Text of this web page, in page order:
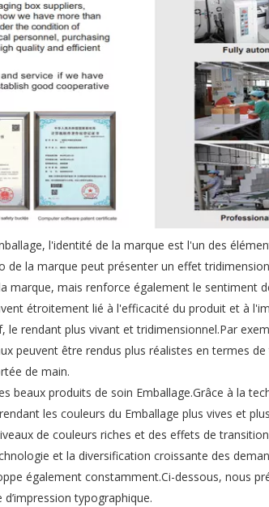
l'identité de la marque est l'un des
la marque peut présenter un effet
marque, mais renforce également le sentiment
étroitement lié à l'efficacité du produit et à
rendant plus vivant et tridimensionnel.Par
peuvent être rendus plus réalistes en termes
de main.
beaux produits de soin Emballage.Grâce à la
les couleurs du Emballage plus vives et
de couleurs riches et des effets de
et la diversification croissante des
également constamment.Ci-dessous, nous
typographique.